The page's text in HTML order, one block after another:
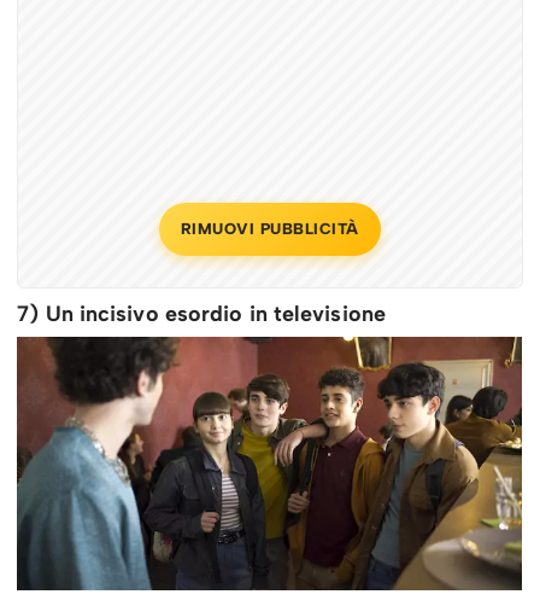
RIMUOVI PUBBLICITÀ
7) Un incisivo esordio in televisione